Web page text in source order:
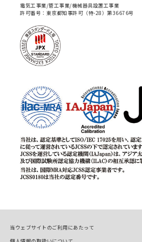
電気工事業/管工事業/機械器具設置工事業
許可番号：東京都知事許可（特-28）第36676号
当ウェブサイトのご利用にあたって